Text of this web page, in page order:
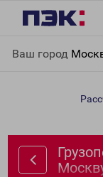
Ваш город
(цкад)